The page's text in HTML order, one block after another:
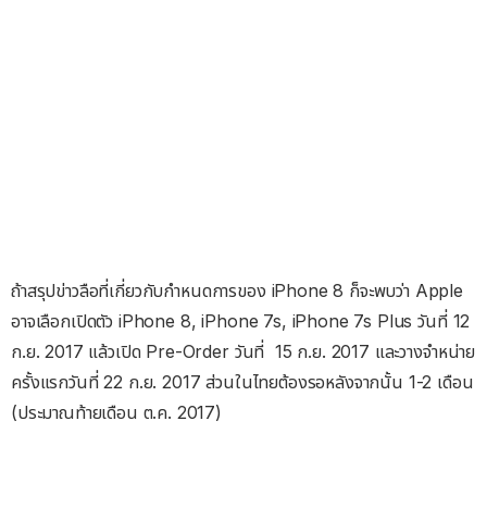
ถ้าสรุปข่าวลือที่เกี่ยวกับกำหนดการของ iPhone 8 ก็จะพบว่า Apple
อาจเลือกเปิดตัว iPhone 8, iPhone 7s, iPhone 7s Plus วันที่ 12
ก.ย. 2017 แล้วเปิด Pre-Order วันที่ 15 ก.ย. 2017 และวางจำหน่าย
ครั้งแรกวันที่ 22 ก.ย. 2017 ส่วนในไทยต้องรอหลังจากนั้น 1-2 เดือน
(ประมาณท้ายเดือน ต.ค. 2017)